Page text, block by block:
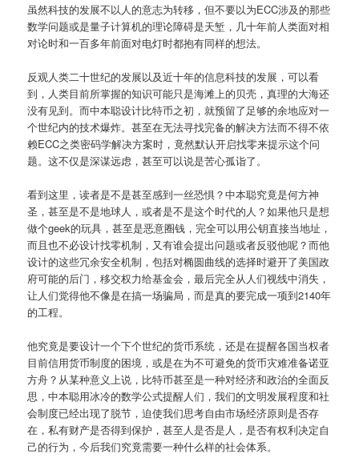
虽然科技的发展不以人的意志为转移，但不要以为ECC涉及的那些
数学问题或是量子计算机的理论障碍是天堑，几十年前人类面对相
对论时和一百多年前面对电灯时都抱有同样的想法。
反观人类二十世纪的发展以及近十年的信息科技的发展，可以看
到，人类目前所掌握的知识可能只是海滩上的贝壳，真理的大海还
没有见到。而中本聪设计比特币之初，就预留了足够的余地应对一
个世纪内的技术爆炸。甚至在无法寻找完备的解决方法而不得不依
赖ECC之类密码学解决方案时，竟然默认开启找零来提示这个问
题。这不仅是深谋远虑，甚至可以说是苦心孤诣了。
看到这里，读者是不是甚至感到一丝恐惧？中本聪究竟是何方神
圣，甚至是不是地球人，或者是不是这个时代的人？如果他只是想
做个geek的玩具，甚至是恶意圈钱，完全可以用公钥直接当地址，
而且也不必设计找零机制，又有谁会提出问题或者反驳他呢？而他
设计的这些冗余安全机制，包括对椭圆曲线的选择时避开了美国政
府可能的后门，移交权力给基金会，最后完全从人们视线中消失，
让人们觉得他不像是在搞一场骗局，而是真的要完成一项到2140年
的工程。
他究竟是要设计一个下个世纪的货币系统，还是在提醒各国当权者
目前信用货币制度的困境，或是在为不可避免的货币灾难准备诺亚
方舟？从某种意义上说，比特币甚至是一种对经济和政治的全面反
思，中本聪用冰冷的数学公式提醒人们，我们的文明发展程度和社
会制度已经出现了脱节，迫使我们思考自由市场经济原则是否存
在，私有财产是否得到保护，甚至人是否是人，是否有权利决定自
己的行为，今后我们究竟需要一种什么样的社会体系。